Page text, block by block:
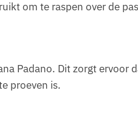
om te raspen over de
Padano. Dit zorgt ervoor
proeven is.